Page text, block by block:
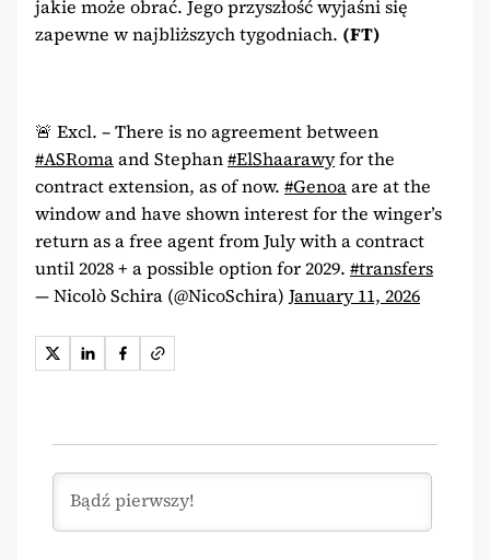
jakie może obrać. Jego przyszłość wyjaśni się
zapewne w najbliższych tygodniach. (FT)
🚨 Excl. – There is no agreement between
#ASRomaand Stephan#ElShaarawyfor the
contract extension, as of now. #Genoaare at the
window and have shown interest for the winger’s
return as a free agent from July with a contract
until 2028 + a possible option for 2029. #transfers
— Nicolò Schira (@NicoSchira) January 11, 2026